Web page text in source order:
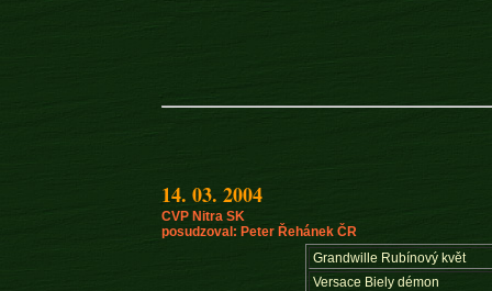
14. 03. 2004
CVP Nitra SK
posudzoval: Peter Řehánek ČR
Grandwille Rubínový květ
Versace Biely démon